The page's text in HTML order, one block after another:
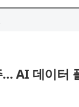
AI 데이터